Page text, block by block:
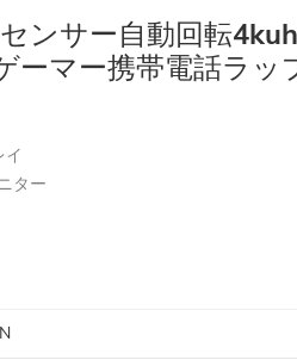
ンサー自動回転
ーマー携帯電話ラッ
ター